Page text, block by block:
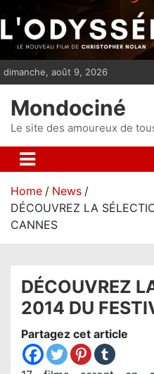
i
p
t
n
dimanche, août 9, 2026
Mondociné
Le site des amoureux de
Home
News
DÉCOUVREZ LA
CANNES
DÉCOUVREZ
2014 DU
Partagez cet article